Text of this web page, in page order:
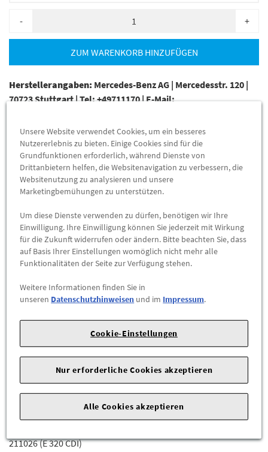
- +
ZUM WARENKORB HINZUFÜGEN
Herstellerangaben: Mercedes-Benz AG | Mercedesstr. 120 |
70723 Stuttgart |Tel: +49711170 |E-Mail:
https://www.mercedes-benz.com
Zum Beispiel passend (kann Ausstattung- oder
Fahrgestellnummerabhängig sein) für die Mercedes-Benz
Modelle
Für Fahrzeuge mit Code 228. (Mercedes Standheizung)
211004 (E 200 CDI)
211006 (E 220 CDI)
211008 (E 220 CDI)
211020 (E 280 CDI)
211022 (E 320 CDI)
211023 (E 280 CDI)
211024 (E 300 BLUETEC)
211026 (E 320 CDI)
Unsere Website verwendet Cookies, um ein besseres
Nutzererlebnis zu bieten. Einige Cookies sind für die
Grundfunktionen erforderlich, während Dienste von
Drittanbietern helfen, die Websitenavigation zu verbessern, die
Websitenutzung zu analysieren und unsere
Marketingbemühungen zu unterstützen.
Um diese Dienste verwenden zu dürfen, benötigen wir Ihre
Einwilligung. Ihre Einwilligung können Sie jederzeit mit Wirkung
für die Zukunft widerrufen oder ändern. Bitte beachten Sie, dass
auf Basis Ihrer Einstellungen womöglich nicht mehr alle
Funktionalitäten der Seite zur Verfügung stehen.
Weitere Informationen finden Sie in
unseren Datenschutzhinweisen und im Impressum.
Cookie-Einstellungen
Nur erforderliche Cookies akzeptieren
Alle Cookies akzeptieren